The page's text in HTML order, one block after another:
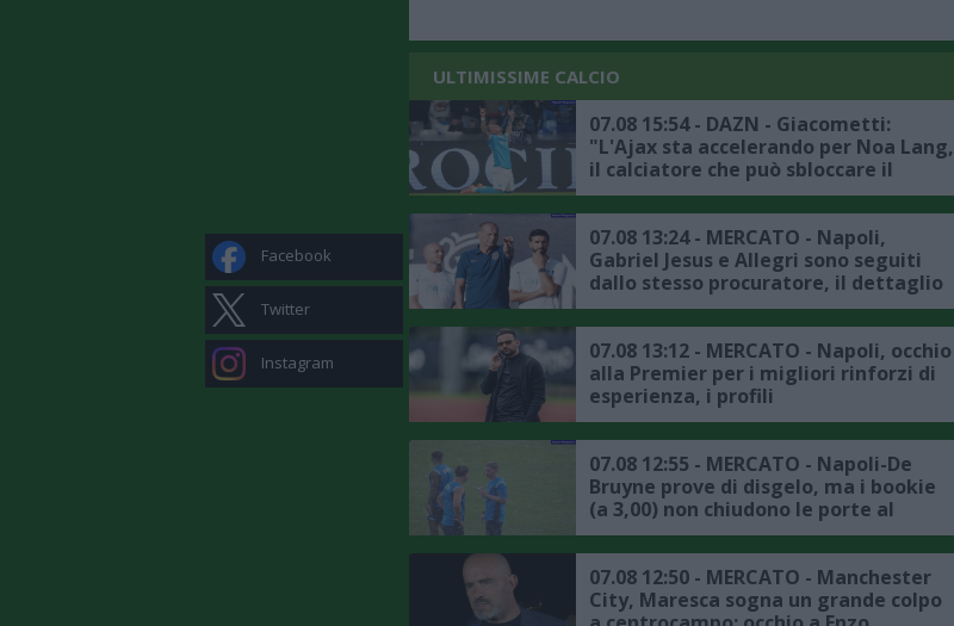
Facebook
Twitter
Instagram
ULTIMISSIME CALCIO
07.08 15:54 - DAZN - Giacometti:
"L'Ajax sta accelerando per Noa Lang,
il calciatore che può sbloccare il
mercato del Napoli è Lukaku"
07.08 13:24 - MERCATO - Napoli,
Gabriel Jesus e Allegri sono seguiti
dallo stesso procuratore, il dettaglio
07.08 13:12 - MERCATO - Napoli, occhio
alla Premier per i migliori rinforzi di
esperienza, i profili
07.08 12:55 - MERCATO - Napoli-De
Bruyne prove di disgelo, ma i bookie
(a 3,00) non chiudono le porte al
trasferimento
07.08 12:50 - MERCATO - Manchester
City, Maresca sogna un grande colpo